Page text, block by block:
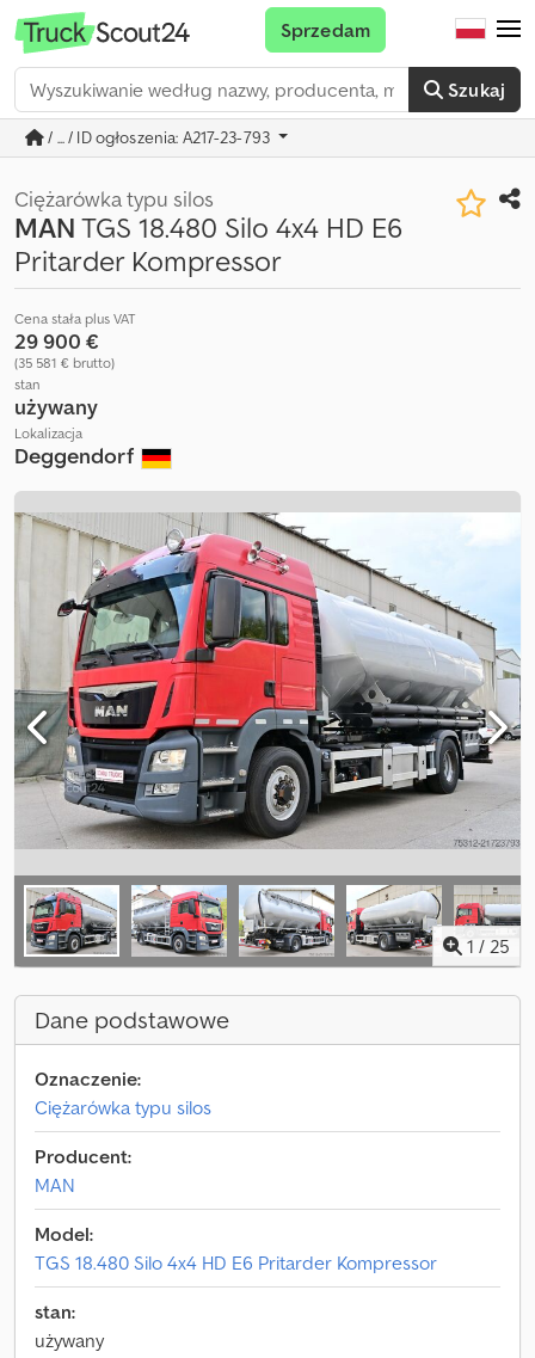
Szukaj
Sprzedam
/ ... / ID ogłoszenia: A217-23-793
Ciężarówka typu silos
MANTGS 18.480 Silo 4x4 HD E6
Pritarder Kompressor
Cena stała plus VAT
29 900 €
(35 581 € brutto)
stan
używany
Lokalizacja
Deggendorf
1 / 25
Dane podstawowe
Oznaczenie:
Ciężarówka typu silos
Producent:
MAN
Model:
TGS 18.480 Silo 4x4 HD E6 Pritarder Kompressor
stan:
używany